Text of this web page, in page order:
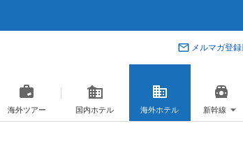
メルマガ登録
海外ツアー 国内ホテル 海外ホテル 新幹線